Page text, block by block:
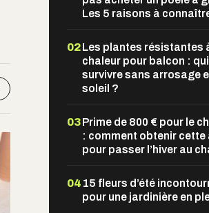
Les 5 raisons à
02Les plantes résistantes
chaleur pour balcon :
survivre sans arrosage
soleil ?
03Prime de 800 € pour le
: comment obtenir cette
pour passer l’hiver au
04 15 fleurs d’été
pour une jardinière en